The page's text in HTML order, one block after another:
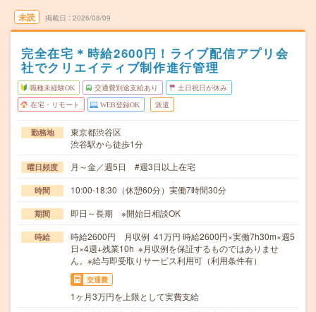
未読 掲載日 2026/08/09
完全在宅＊時給2600円！ライブ配信アプリ会
社でクリエイティブ制作進行管理
職種未経験OK 交通費別途支給あり 土日祝日が休み
在宅・リモート WEB登録OK 派遣
勤務地
東京都渋谷区
渋谷駅から徒歩1分
曜日頻度 月～金／週5日 #週3日以上在宅
時間 10:00-18:30（休憩60分）実働7時間30分
期間 即日～長期 ※開始日相談OK
時給
時給2600円 月収例 41万円 時給2600円×実働7h30m×週5
日×4週+残業10h ※月収例を保証するものではありませ
ん。※給与即受取りサービス利用可（利用条件有）
交通費
1ヶ月3万円を上限として実費支給